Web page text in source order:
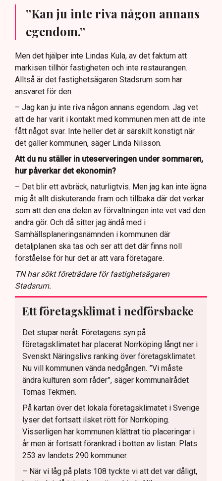
”Kan ju inte riva någon annans
egendom.”
Men det hjälper inte Lindas Kula, av det faktum att
markisen tillhör fastigheten och inte restaurangen.
Alltså är det fastighetsägaren Stadsrum som har
ansvaret för den.
– Jag kan ju inte riva någon annans egendom. Jag vet
att de har varit i kontakt med kommunen men att de inte
fått något svar. Inte heller det är särskilt konstigt när
det gäller kommunen, säger Linda Nilsson.
Att du nu ställer in uteserveringen under sommaren,
hur påverkar det ekonomin?
– Det blir ett avbräck, naturligtvis. Men jag kan inte ägna
mig åt allt diskuterande fram och tillbaka där det verkar
som att den ena delen av förvaltningen inte vet vad den
andra gör. Och då sitter jag ändå med i
Samhällsplaneringsnämnden i kommunen där
detaljplanen ska tas och ser att det där finns noll
förståelse för hur det är att vara företagare.
TN har sökt företrädare för fastighetsägaren
Stadsrum.
Ett företagsklimat i nedförsbacke
Det stupar neråt. Företagens syn på
företagsklimatet har placerat Norrköping långt ner i
Svenskt Näringslivs ranking över företagsklimatet.
Nu vill kommunen vända nedgången. ”Vi måste
ändra kulturen som råder”, säger kommunalrådet
Tomas Tekmen.
På kartan över det lokala företagsklimatet i Sverige
lyser det fortsatt ilsket rött för Norrköping.
Visserligen har kommunen klättrat tio placeringar i
år men är fortsatt förankrad i botten av listan: Plats
253 av landets 290 kommuner.
– När vi låg på plats 108 tyckte vi att det var dåligt,